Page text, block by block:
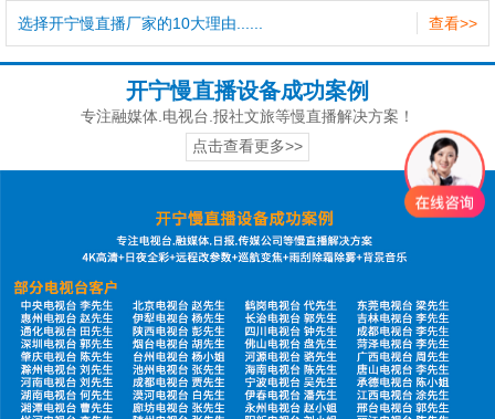
查看>>
选择开宁慢直播厂家的10大理由......
开宁慢直播设备成功案例
专注融媒体.电视台.报社文旅等慢直播解决方案！
点击查看更多>>